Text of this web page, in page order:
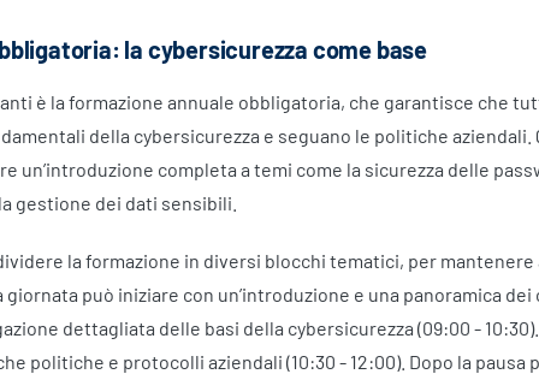
la cybersicurezza come base
è la formazione annuale obbligatoria, che garantisce che
della cybersicurezza e seguano le politiche aziendali.
un’introduzione completa a temi come la sicurezza delle
gestione dei dati sensibili.
la formazione in diversi blocchi tematici, per mantenere
può iniziare con un’introduzione e una panoramica
dettagliata delle basi della cybersicurezza (09:00 -
politiche e protocolli aziendali (10:30 - 12:00). Dopo la pausa